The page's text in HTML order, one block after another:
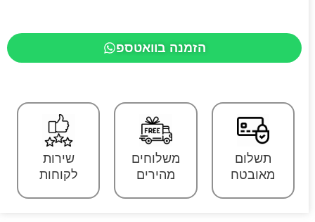
הזמנה בוואטספ
תשלום
מאובטח
משלוחים
מהירים
שירות
לקוחות